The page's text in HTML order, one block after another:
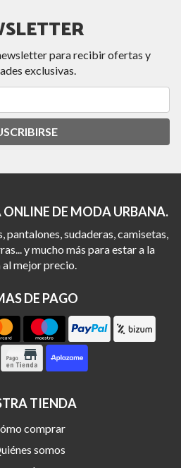
para recibir ofertas y
exclusivas.
DE MODA URBANA.
sudaderas, camisetas,
y mucho más para estar a la
mejor precio.
DE PAGO
TIENDA
comprar
somos